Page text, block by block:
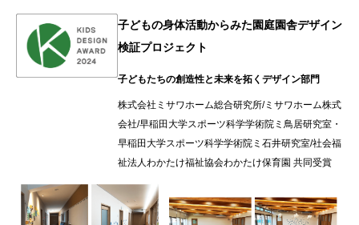
子どもの身体活動からみた園庭園舎デザイン
検証プロジェクト
子どもたちの創造性と未来を拓くデザイン部門
株式会社ミサワホーム総合研究所/ミサワホーム株式
会社/早稲田大学スポーツ科学学術院ミ鳥居研究室・
早稲田大学スポーツ科学学術院ミ石井研究室/社会福
祉法人わかたけ福祉協会わかたけ保育園 共同受賞